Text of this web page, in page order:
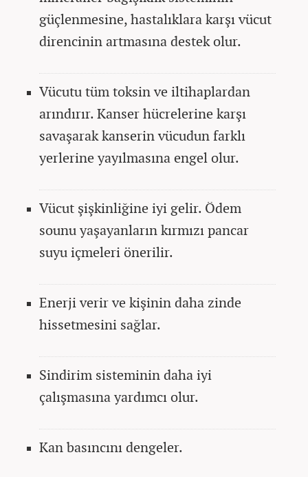
güçlenmesine, hastalıklara karşı vücut
direncinin artmasına destek olur.
Vücutu tüm toksin ve iltihaplardan
arındırır. Kanser hücrelerine karşı
savaşarak kanserin vücudun farklı
yerlerine yayılmasına engel olur.
Vücut şişkinliğine iyi gelir. Ödem
sounu yaşayanların kırmızı pancar
suyu içmeleri önerilir.
Enerji verir ve kişinin daha zinde
hissetmesini sağlar.
Sindirim sisteminin daha iyi
çalışmasına yardımcı olur.
Kan basıncını dengeler.